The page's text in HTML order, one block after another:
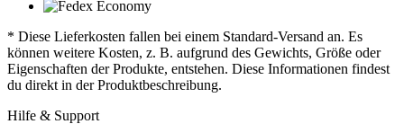
* Diese Lieferkosten fallen bei einem Standard-Versand an. Es
können weitere Kosten, z. B. aufgrund des Gewichts, Größe oder
Eigenschaften der Produkte, entstehen. Diese Informationen findest
du direkt in der Produktbeschreibung.
Hilfe & Support